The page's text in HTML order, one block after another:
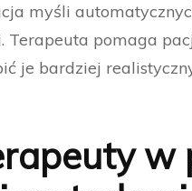
myśli
Terapeuta pomaga
je bardziej
w